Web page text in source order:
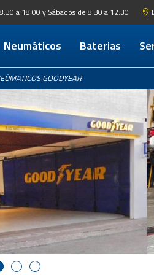
a 18:00 y Sábados de 8:30 a 12:30
Neumáticos Baterias
GOODYEAR